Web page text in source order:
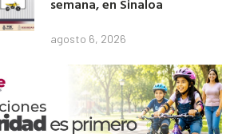
semana, en Sinaloa
agosto 6, 2026